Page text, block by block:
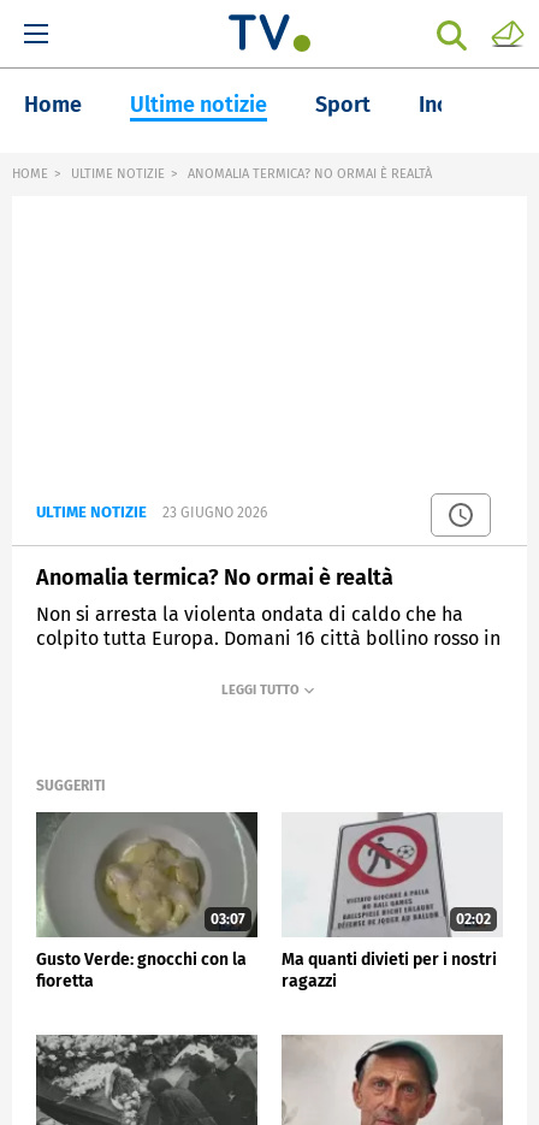
Home Ultime notizie Sport Inchieste
HOME ULTIME NOTIZIE ANOMALIA TERMICA? NO ORMAI È REALTÀ
ULTIME NOTIZIE 23 GIUGNO 2026
Anomalia termica? No ormai è realtà
Non si arresta la violenta ondata di caldo che ha
colpito tutta Europa. Domani 16 città bollino rosso in
SUGGERITI
03:07
Gusto Verde: gnocchi con la
fioretta
02:02
Ma quanti divieti per i nostri
ragazzi